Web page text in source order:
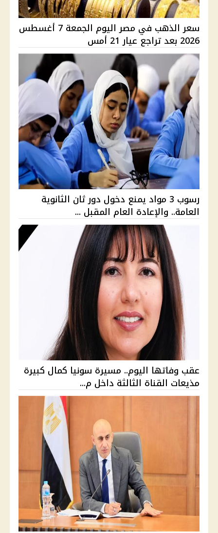
سعر الذهب في مصر اليوم الجمعة 7 أغسطس
2026 بعد تراجع عيار 21 أمس
رسوب 3 مواد يمنع دخول دور ثان الثانوية
العامة.. والإعادة العام المقبل ...
عقب وفاتها اليوم.. مسيرة سونيا كمال كبيرة
مذيعات القناة الثالثة داخل م...